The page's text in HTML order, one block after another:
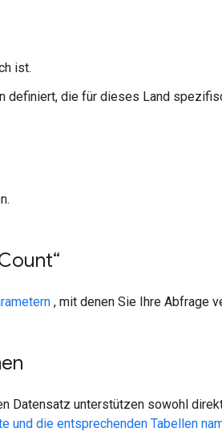
ist.
definiert, die für dieses Land
, mit denen Sie Ihre Abfrage
Datensatz unterstützen sowohl
und die entsprechenden Tabellen